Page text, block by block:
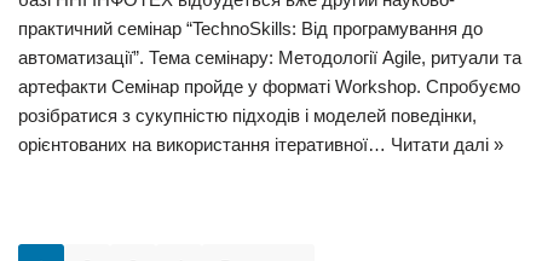
практичний семінар “TechnoSkills: Від програмування до
автоматизації”. Тема семінару: Методології Agile, ритуали та
артефакти Семінар пройде у форматі Workshop. Спробуємо
розібратися з сукупністю підходів і моделей поведінки,
орієнтованих на використання ітеративної… Читати далі »